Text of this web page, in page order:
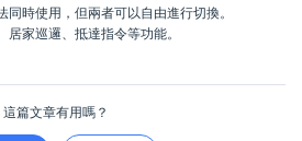
時使用，但兩者可以自由進行切換。
家巡邏、抵達指令等功能。
這篇文章有用嗎？